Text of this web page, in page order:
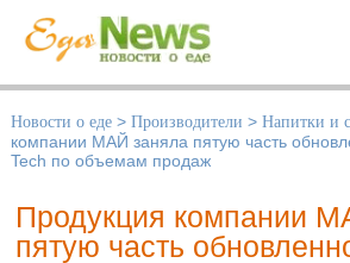
Новости о еде > Производители > Напитки и
компании МАЙ заняла пятую часть
Tech по объемам продаж
Продукция компании
пятую часть